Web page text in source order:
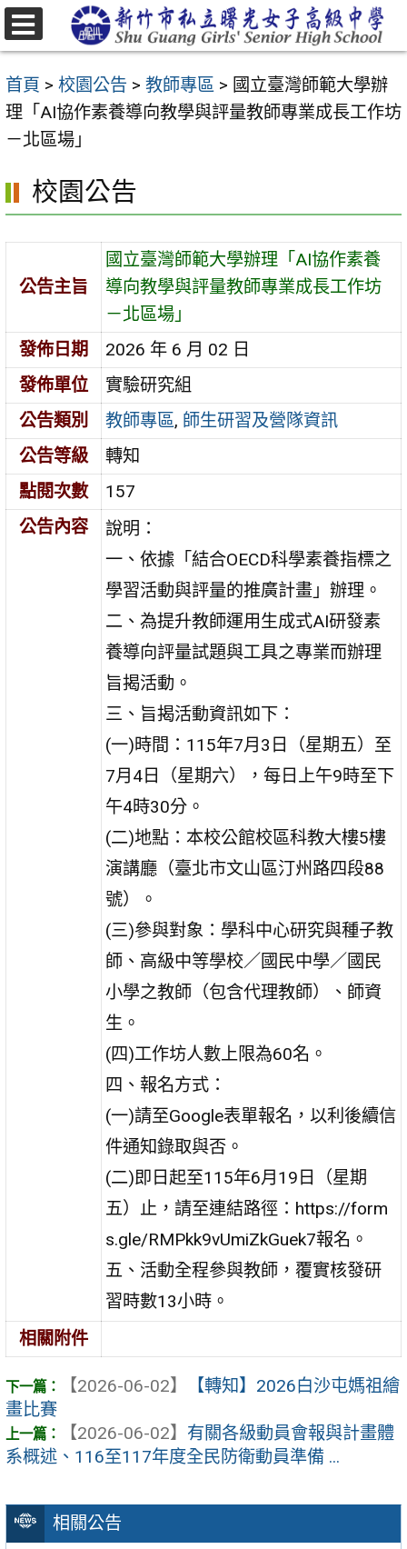
跳
至
要
內
首頁 > 校園公告 > 教師專區 > 國立臺灣師範大學辦
理「AI協作素養導向教學與評量教師專業成長工作坊
－北區場」
相關公告
校園公告
公告主旨
國立臺灣師範大學辦理「AI協作素養
導向教學與評量教師專業成長工作坊
－北區場」
發佈日期
2026 年 6 月 02 日
發佈單位
實驗研究組
公告類別
教師專區, 師生研習及營隊資訊
公告等級
轉知
點閱次數
157
公告內容
說明：
一、依據「結合OECD科學素養指標之
學習活動與評量的推廣計畫」辦理。
二、為提升教師運用生成式AI研發素
養導向評量試題與工具之專業而辦理
旨揭活動。
三、旨揭活動資訊如下：
(一)時間：115年7月3日（星期五）至
7月4日（星期六），每日上午9時至下
午4時30分。
(二)地點：本校公館校區科教大樓5樓
演講廳（臺北市文山區汀州路四段88
號）。
(三)參與對象：學科中心研究與種子教
師、高級中等學校／國民中學／國民
小學之教師（包含代理教師）、師資
生。
(四)工作坊人數上限為60名。
四、報名方式：
(一)請至Google表單報名，以利後續信
件通知錄取與否。
(二)即日起至115年6月19日（星期
五）止，請至連結路徑：https://form
s.gle/RMPkk9vUmiZkGuek7報名。
五、活動全程參與教師，覆實核發研
習時數13小時。
相關附件
【2026-06-02】
【轉知】2026白沙屯媽祖繪
畫比賽
【2026-06-02】 有關各級動員會報與計畫體
系概述、116至117年度全民防衛動員準備 ...
選
單